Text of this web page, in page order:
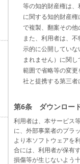
等の知的財産権は
に関する知的財産
で複製、翻案その他
また、利用者は、
示的に公開してい
まれません）に関
範囲で省略等の変
社と提携する第三者
第6条 ダウンロー
利用者は、本サービス
に、外部事業者のプラ
より本ソフトウェアを
合には、利用者が保有
損傷等が生じないよう